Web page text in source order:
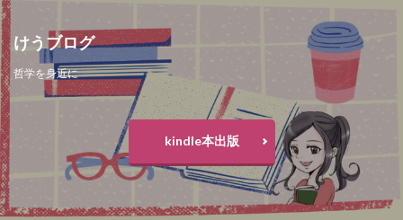
けうブログ
哲学を身近に
kindle本出版